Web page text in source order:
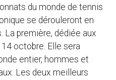
du monde de tennis
se dérouleront en
La première, dédiée aux
octobre. Elle sera
entier, hommes et
Les deux meilleurs